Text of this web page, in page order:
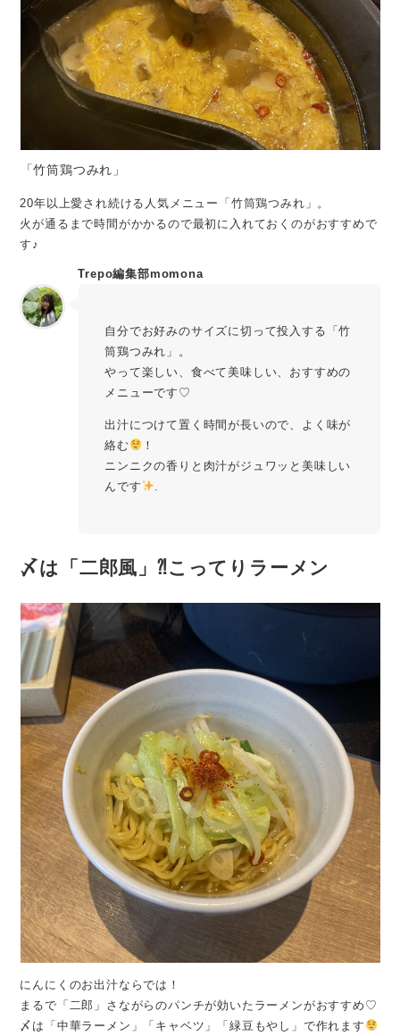
「竹筒鶏つみれ」
20年以上愛され続ける人気メニュー「竹筒鶏つみれ」。
火が通るまで時間がかかるので最初に入れておくのがおすすめで
す♪
Trepo編集部momona
自分でお好みのサイズに切って投入する「竹
筒鶏つみれ」。
やって楽しい、食べて美味しい、おすすめの
メニューです♡
出汁につけて置く時間が長いので、よく味が
絡む
！
ニンニクの香りと肉汁がジュワッと美味しい
んです
〆は「二郎風」⁈こってりラーメン
にんにくのお出汁ならでは！
まるで「二郎」さながらのパンチが効いたラーメンがおすすめ♡
〆は「中華ラーメン」「キャベツ」「緑豆もやし」で作れます